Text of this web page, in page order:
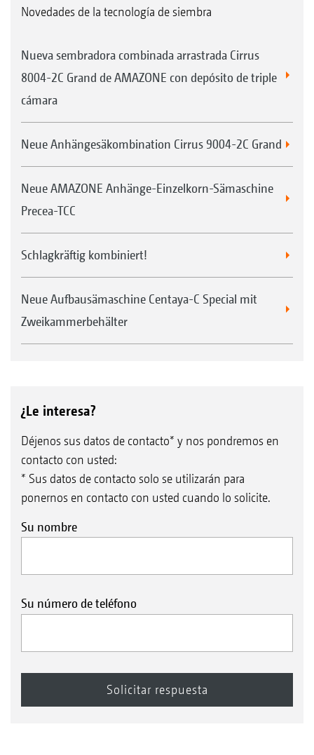
Novedades de la tecnología de siembra
Nueva sembradora combinada arrastrada Cirrus
8004-2C Grand de AMAZONE con depósito de triple
cámara
Neue Anhängesäkombination Cirrus 9004-2C Grand
Neue AMAZONE Anhänge-Einzelkorn-Sämaschine
Precea-TCC
Schlagkräftig kombiniert!
Neue Aufbausämaschine Centaya-C Special mit
Zweikammerbehälter
¿Le interesa?
Déjenos sus datos de contacto* y nos pondremos en
contacto con usted:
* Sus datos de contacto solo se utilizarán para
ponernos en contacto con usted cuando lo solicite.
Su nombre
Su número de teléfono